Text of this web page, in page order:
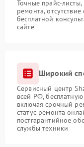
Точные прайс-
ремонта,
бесплатной
сайте
Широкий
Сервисный центр
всей РФ,
включая срочный
статус ремонта
постгарантийное
службы техники